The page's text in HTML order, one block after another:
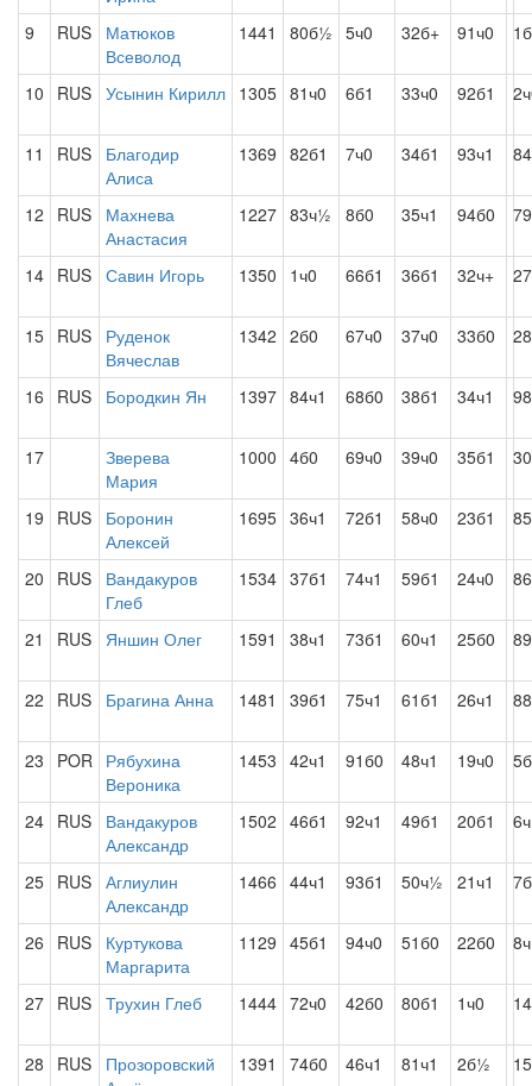
9 RUS
Матюков
Всеволод
1441 80б½ 5ч0 32б+ 91ч0
10 RUS Усынин Кирилл 1305 81ч0 6б1 33ч0 92б1
11 RUS
Благодир
Алиса
1369 82б1 7ч0 34б1 93ч1
12 RUS
Махнева
Анастасия
1227 83ч½ 8б0 35ч1 94б0
14 RUS Савин Игорь 1350 1ч0 66б1 36б1 32ч+
15 RUS
Руденок
Вячеслав
1342 2б0 67ч0 37ч0 33б0
16 RUS Бородкин Ян 1397 84ч1 68б0 38б1 34ч1
17
Зверева
Мария
1000 4б0 69ч0 39ч0 35б1
19 RUS
Боронин
Алексей
1695 36ч1 72б1 58ч0 23б1
20 RUS
Вандакуров
Глеб
1534 37б1 74ч1 59б1 24ч0
21 RUS Яншин Олег 1591 38ч1 73б1 60ч1 25б0
22 RUS Брагина Анна 1481 39б1 75ч1 61б1 26ч1
23 POR Рябухина
Вероника
1453 42ч1 91б0 48ч1 19ч0
24 RUS
Вандакуров
Александр
1502 46б1 92ч1 49б1 20б1
25 RUS Аглиулин
Александр
1466 44ч1 93б1 50ч½ 21ч1
26 RUS
Куртукова
Маргарита
1129 45б1 94ч0 51б0 22б0
27 RUS Трухин Глеб 1444 72ч0 42б0 80б1 1ч0
28 RUS
Прозоровский
1391 74б0 46ч1 81ч1 2б½